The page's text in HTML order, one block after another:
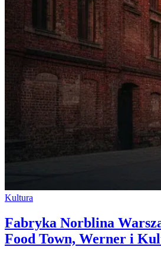
Kultura
Fabryka Norblina
Food Town, Werner i